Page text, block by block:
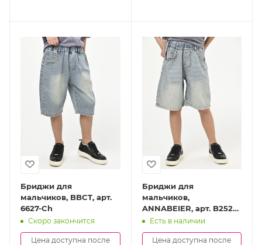
Бриджи для
мальчиков, BBCT, арт.
6627-Ch
Скоро закончится
Цена доступна после
Бриджи для
мальчиков,
ANNABEIER, арт. B2528-
ChЕсть в наличии
Цена доступна после